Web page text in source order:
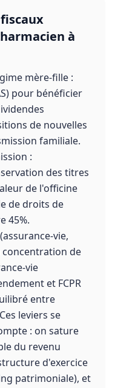
à
mère-fille :
pour bénéficier
de nouvelles
familiale.
:
des titres
de l'officine
de droits de
45%.
vie,
concentration de
vie
et FCPR
entre
leviers se
: on sature
du revenu
d'exercice
patrimoniale), et